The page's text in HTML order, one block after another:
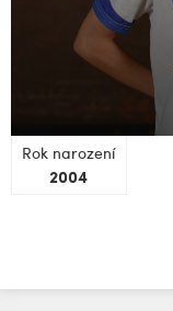
Rok narození
2004